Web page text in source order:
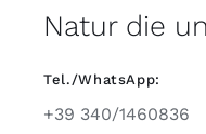
Natur die
Tel./WhatsApp:
+39 340/1460836